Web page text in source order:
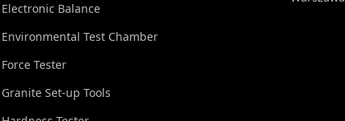
Electronic Balance
Environmental Test Chamber
Force Tester
Granite Set-up Tools